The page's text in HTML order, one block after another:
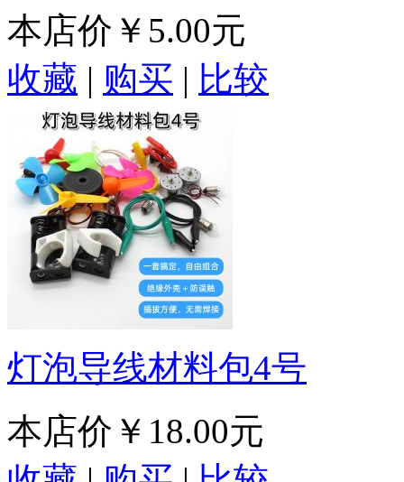
本店价 ￥5.00元
收藏 | 购买 | 比较
灯泡导线材料包4号
本店价 ￥18.00元